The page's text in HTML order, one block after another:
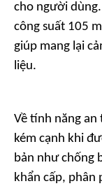
cho người
công suất 105
giúp mang lại
liệu.
Về tính năng an
kém cạnh khi
bản như chống
khẩn cấp, phân